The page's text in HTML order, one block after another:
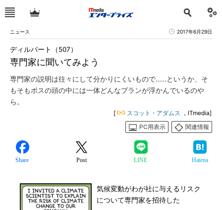
ニュース 2017年6月29日
専門家に聞いてみよう
ディルバート（507）
専門家の説明は往々にして分かりにくいもので……というか、そ
もそもボスの頭の中には一体どんなプランが浮かんでいるのや
ら。
[ スコット・アダムス ，ITmedia]
PC用表示
関連情報
Share Post LINE Hatena
気候変動がわが社に与えるリスク
について専門家を招待した